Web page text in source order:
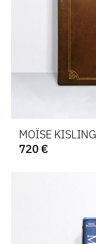
MOÏSE KISLING
720 €